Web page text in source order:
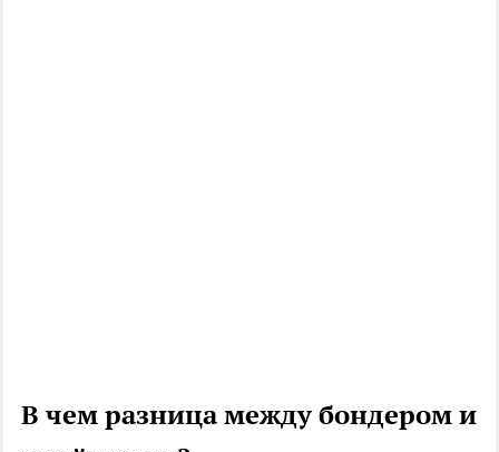
В чем разница между бондером и